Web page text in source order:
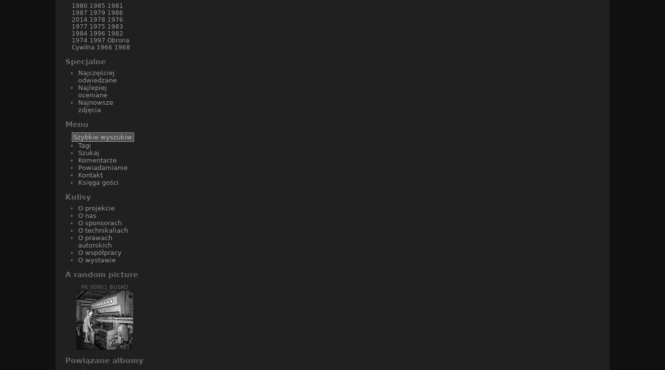
1980 1985 1981
1987 1979 1986
2014 1978 1976
1977 1975 1983
1984 1996 1982
1974 1997 Obrona
Cywilna 1966 1968
Specjalne
Najczęściej
odwiedzane
Najlepiej
oceniane
Najnowsze
zdjęcia
Menu
Tagi
Szukaj
Komentarze
Powiadamianie
Kontakt
Księga gości
Kulisy
O projekcie
O nas
O sponsorach
O technikaliach
O prawach
autorskich
O współpracy
O wystawie
A random picture
PK 00951 BUSKO
Powiązane albumy